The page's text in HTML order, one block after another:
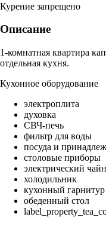
Курение запрещено
Описание
1-комнатная квартира
отдельная кухня.
Кухонное оборудование
электроплита
духовка
СВЧ-печь
фильтр для воды
посуда и
столовые приборы
электрический
холодильник
кухонный гарнитур
обеденный стол